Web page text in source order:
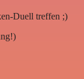
Duell treffen ;)